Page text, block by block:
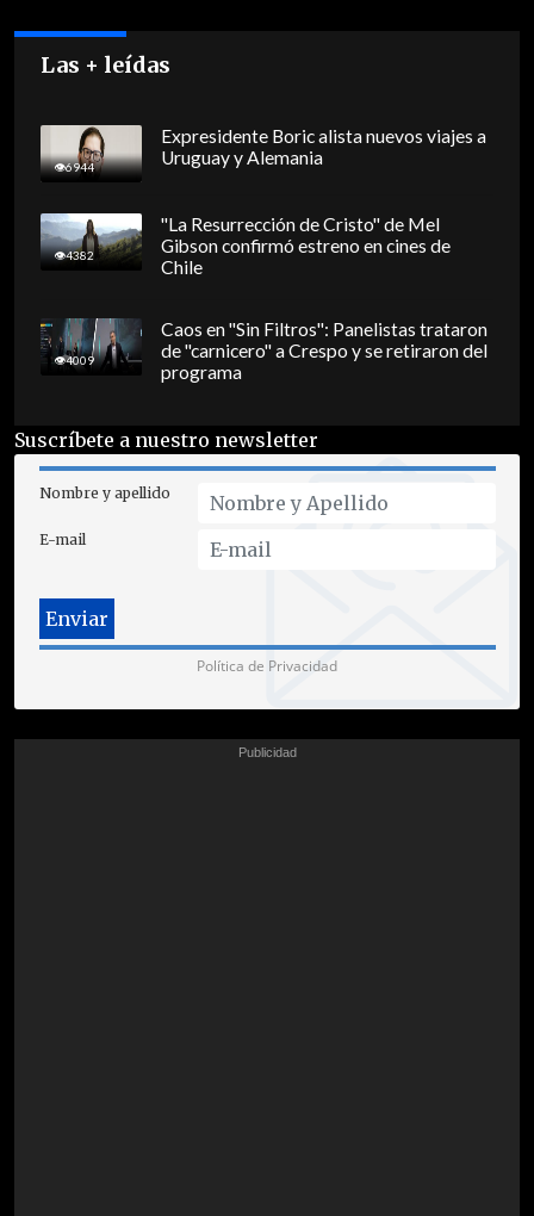
Las + leídas
6944
Expresidente Boric alista nuevos viajes a
Uruguay y Alemania
4382
"La Resurrección de Cristo" de Mel
Gibson confirmó estreno en cines de
Chile
4009
Caos en "Sin Filtros": Panelistas trataron
de "carnicero" a Crespo y se retiraron del
programa
Suscríbete a nuestro newsletter
Nombre y apellido
E-mail
Política de Privacidad